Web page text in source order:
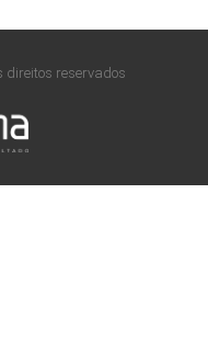
direitos reservados